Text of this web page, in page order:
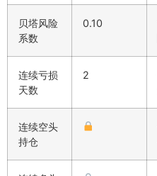
贝塔风险
系数
0.10
连续亏损
天数
2
连续空头
持仓